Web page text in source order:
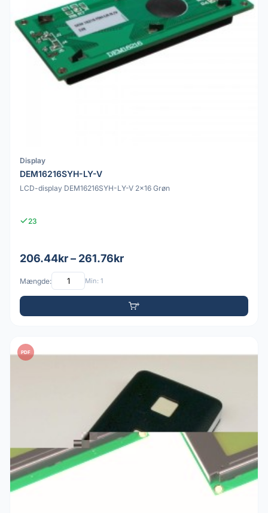
Display
DEM16216SYH-LY-V
LCD-display DEM16216SYH-LY-V 2x16 Grøn
23
206.44kr – 261.76kr
Mængde: Min: 1
PDF